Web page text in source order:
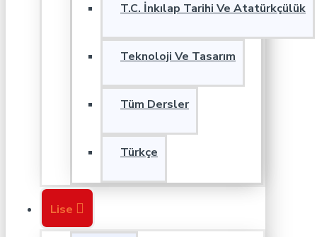
T.C. İnkılap Tarihi Ve Atatürkçülük
Teknoloji Ve Tasarım
Tüm Dersler
Türkçe
Lise